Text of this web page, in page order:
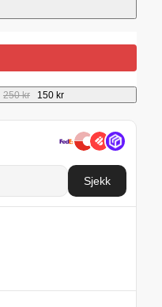
250 kr 150 kr
Sjekk